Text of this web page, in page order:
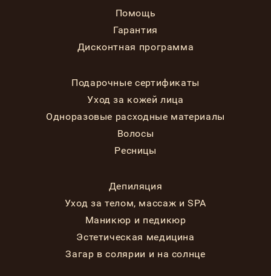
Помощь
Гарантия
Дисконтная программа
Подарочные сертификаты
Уход за кожей лица
Одноразовые расходные материалы
Волосы
Ресницы
Депиляция
Уход за телом, массаж и SPA
Маникюр и педикюр
Эстетическая медицина
Загар в солярии и на солнце